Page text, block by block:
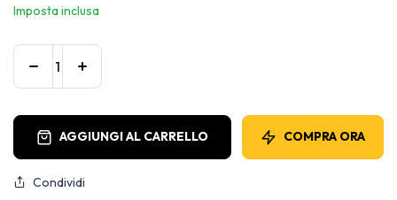
Imposta inclusa
AGGIUNGI AL CARRELLO COMPRA ORA
Condividi